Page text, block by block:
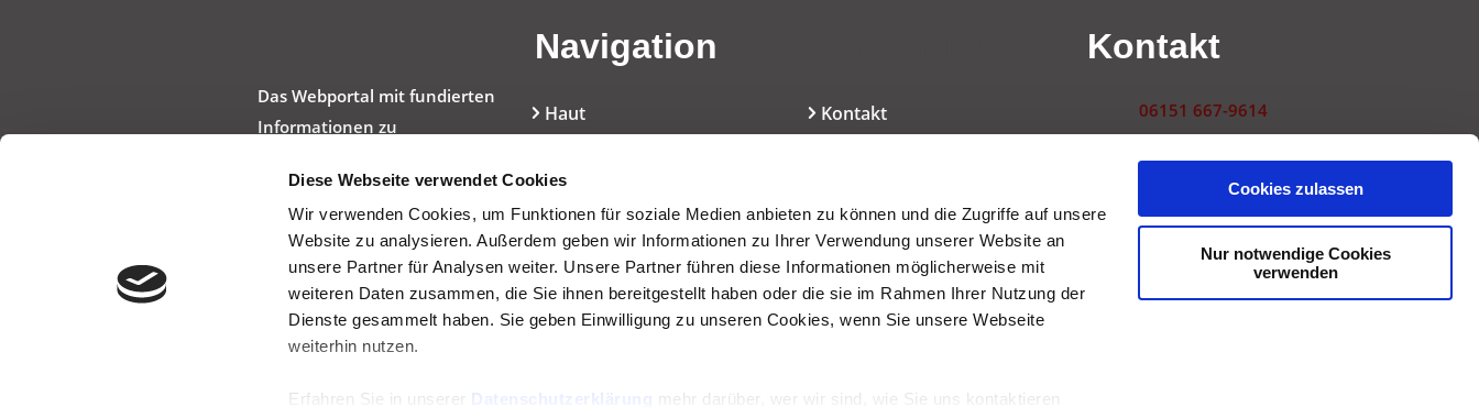
Diese Webseite verwendet Cookies
Wir verwenden Cookies, um Funktionen für soziale Medien anbieten zu können und die Zugriffe auf unsere
Website zu analysieren. Außerdem geben wir Informationen zu Ihrer Verwendung unserer Website an
unsere Partner für Analysen weiter. Unsere Partner führen diese Informationen möglicherweise mit
weiteren Daten zusammen, die Sie ihnen bereitgestellt haben oder die sie im Rahmen Ihrer Nutzung der
Dienste gesammelt haben. Sie geben Einwilligung zu unseren Cookies, wenn Sie unsere Webseite
weiterhin nutzen.
Erfahren Sie in unserer Datenschutzerklärung mehr darüber, wer wir sind, wie Sie uns kontaktieren
Cookies zulassen
Nur notwendige Cookies
verwenden
Das Webportal mit fundierten
Informationen zu
ohne Markenbindung,
werbefrei und produktneutral
Navigation
Haut
Mundpflege
Dekoratives
Düfte
Wissen
Kontakt
Cookie-Erklärung
Nutzungsbedingungen
Presseservice
Kontakt
06151 667-9614
redaktion@haut.de
64293 Darmstadt